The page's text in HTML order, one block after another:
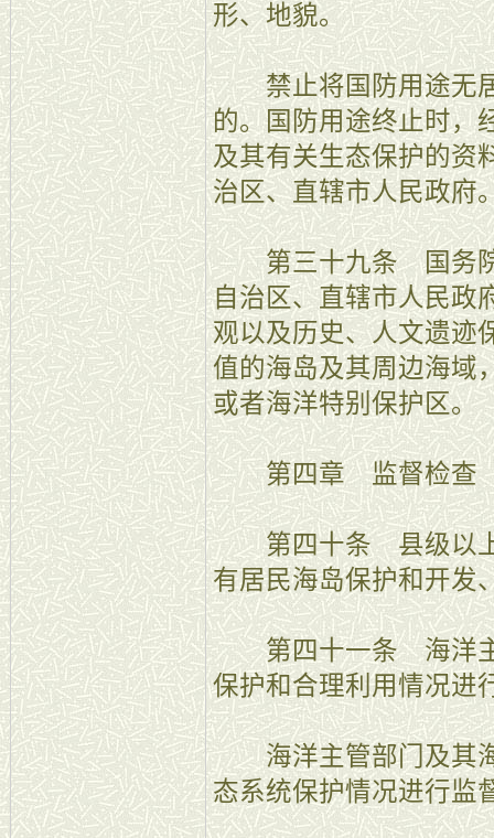
形、地貌。
禁止将国防用途无居
的。国防用途终止时，
及其有关生态保护的资
治区、直辖市人民政府
第三十九条 国务院
自治区、直辖市人民政
观以及历史、人文遗迹
值的海岛及其周边海域
或者海洋特别保护区。
第四章 监督检查
第四十条 县级以上
有居民海岛保护和开发
第四十一条 海洋主
保护和合理利用情况进
海洋主管部门及其海
态系统保护情况进行监